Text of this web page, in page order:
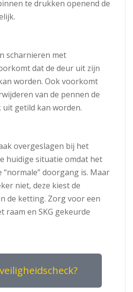
te drukken openend de
scharnieren met
dat de deur uit zijn
worden. Ook voorkomt
van de pennen de
getild kan worden.
overgeslagen bij het
huidige situatie omdat het
doorgang is. Maar
niet, deze kiest de
de ketting. Zorg voor een
raam en SKG gekeurde